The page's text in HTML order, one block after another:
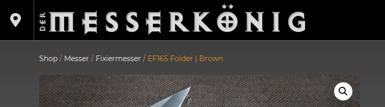
Shop / Messer / Fixiermesser / EF165 Folder | Brown